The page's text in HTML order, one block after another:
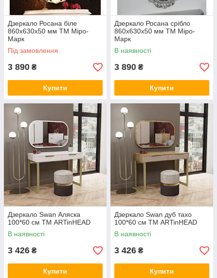
Дзеркало Росана біле
860x630x50 мм ТМ Міро-
Марк
Під замовлення
3 890 ₴
Купити
Дзеркало Росана срібло
860x630x50 мм ТМ Міро-
Марк
В наявності
3 890 ₴
Купити
Дзеркало Swan Аляска
100*60 см ТМ ARTinHEAD
В наявності
3 426 ₴
Купити
Дзеркало Swan дуб тахо
100*60 см ТМ ARTinHEAD
В наявності
3 426 ₴
Купити